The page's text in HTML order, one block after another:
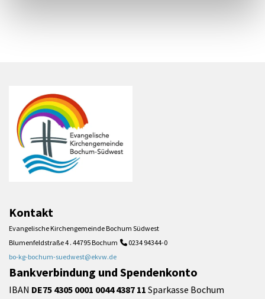
Kontakt
Evangelische Kirchengemeinde Bochum Südwest
Blumenfeldstraße 4 . 44795 Bochum  0234 94344-0
bo-kg-bochum-suedwest@ekvw.de
Bankverbindung und Spendenkonto
IBAN DE75 4305 0001 0044 4387 11 Sparkasse Bochum